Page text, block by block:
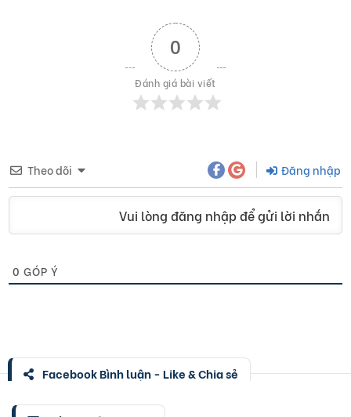
0
Đánh giá bài viết
Theo dõi Đăng nhập
Vui lòng đăng nhập để gửi lời nhắn
0 GÓP Ý
Facebook Bình luận - Like & Chia sẻ